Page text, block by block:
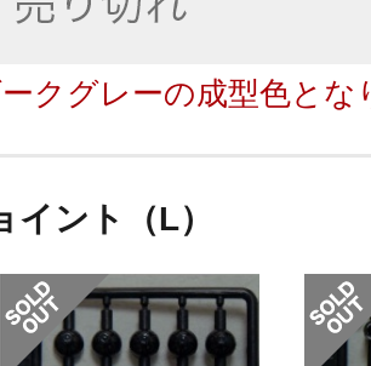
クグレーの成型色とな
ント（L）